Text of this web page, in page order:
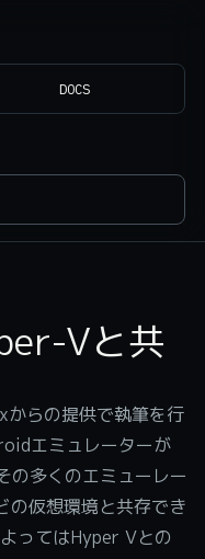
DOCS
Vと共
らの提供で執筆を行
エミュレーターが
の多くのエミューレー
の仮想環境と共存でき
ってはHyper Vとの